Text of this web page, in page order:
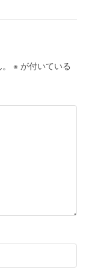
※ が付いている